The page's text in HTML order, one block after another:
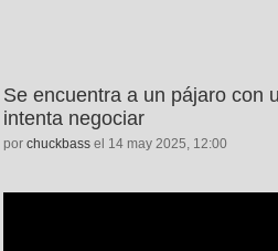
Se encuentra a un pájaro con
intenta negociar
por chuckbass el 14 may 2025, 12:00